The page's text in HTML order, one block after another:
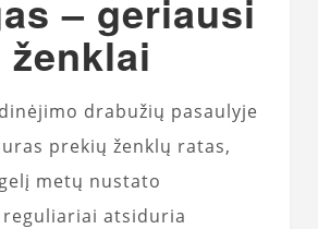
– geriausi
drabužių pasaulyje
prekių ženklų ratas,
metų nustato
atsiduria